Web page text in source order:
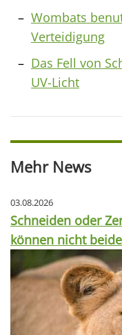
Wombats
Verteidigung
Das Fell von
UV-Licht
Mehr News
03.08.2026
Schneiden oder
können nicht